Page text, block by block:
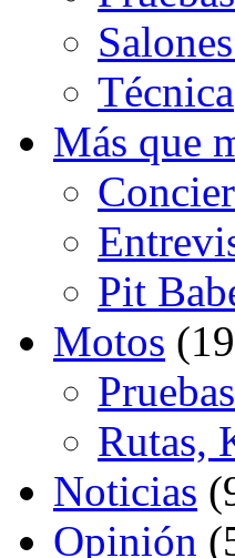
Técnica
Más que
Pit
Motos
Rutas,
Noticias
Opinión